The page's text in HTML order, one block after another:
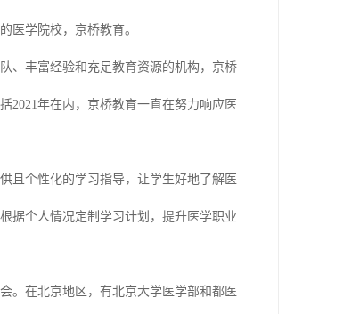
医学院校，京桥教育。
、丰富经验和充足教育资源的机构，京桥
2021年在内，京桥教育一直在努力响应医
且个性化的学习指导，让学生好地了解医
据个人情况定制学习计划，提升医学职业
。在北京地区，有北京大学医学部和都医